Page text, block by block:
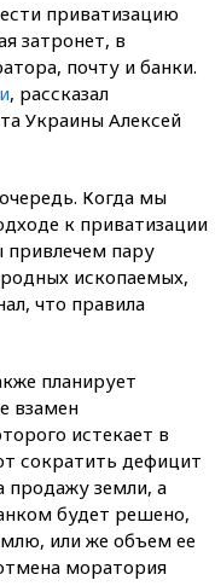
приватизацию
затронет, в
почту и банки.
, рассказал
Украины Алексей
Когда мы
к приватизации
привлечем пару
ископаемых,
что правила
планирует
взамен
истекает в
сократить дефицит
земли, а
будет решено,
или же объем ее
моратория